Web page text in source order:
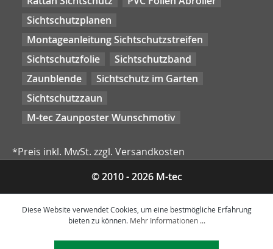
Sichtschutzplanen
Montageanleitung Sichtschutzstreifen
Sichtschutzfolie
Sichtschutzband
Zaunblende
Sichtschutz im Garten
Sichtschutzzaun
M-tec Zaunposter Wunschmotiv
*Preis inkl. MwSt. zzgl. Versandkosten
© 2010 - 2026 M-tec
Diese Website verwendet Cookies, um eine bestmögliche Erfahrung
bieten zu können. Mehr Informationen ...